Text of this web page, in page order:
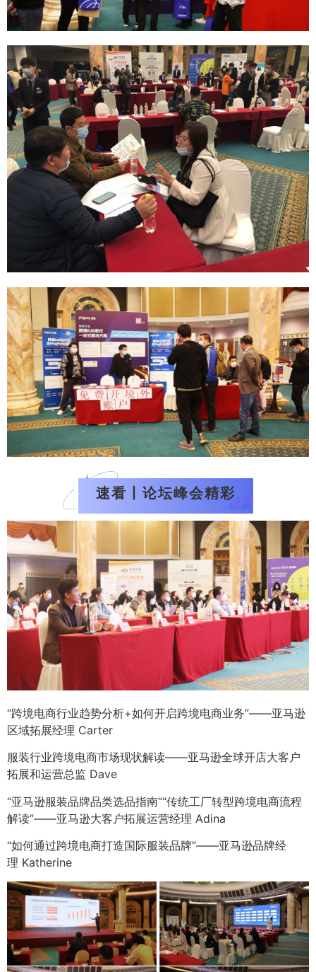
速看丨论坛峰会精彩
“跨境电商行业趋势分析+如何开启跨境电商业务”——亚马逊
区域拓展经理 Carter
服装行业跨境电商市场现状解读——亚马逊全球开店大客户
拓展和运营总监 Dave
“亚马逊服装品牌品类选品指南”“传统工厂转型跨境电商流程
解读”——亚马逊大客户拓展运营经理 Adina
“如何通过跨境电商打造国际服装品牌”——亚马逊品牌经
理 Katherine